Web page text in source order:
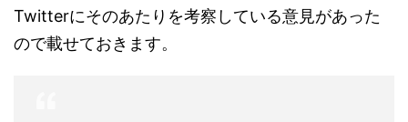
Twitterにそのあたりを考察している意見があった
ので載せておきます。